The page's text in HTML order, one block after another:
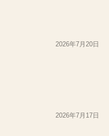
2026年7月20日
2026年7月17日